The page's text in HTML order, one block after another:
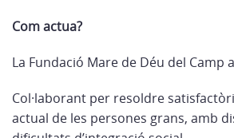
Com actua?
La Fundació Mare de Déu del Camp
Col·laborant per resoldre
actual de les persones grans, amb